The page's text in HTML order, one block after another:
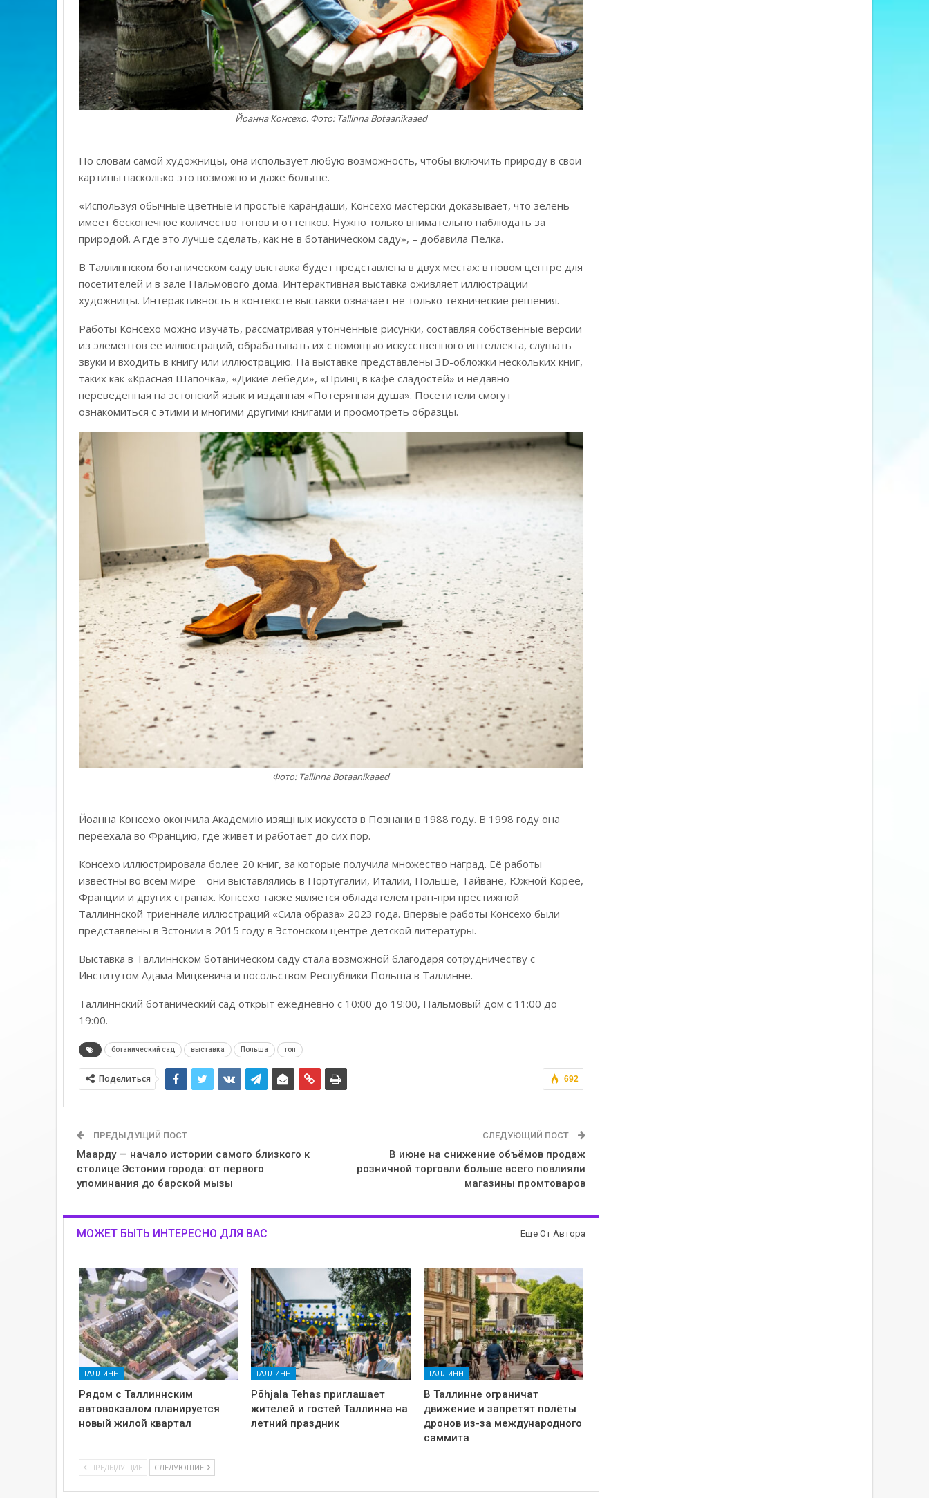
Йоанна Консехо. Фото: Tallinna Botaanikaaed
По словам самой художницы, она использует любую возможность, чтобы включить природу в свои
картины насколько это возможно и даже больше.
«Используя обычные цветные и простые карандаши, Консехо мастерски доказывает, что зелень
имеет бесконечное количество тонов и оттенков. Нужно только внимательно наблюдать за
природой. А где это лучше сделать, как не в ботаническом саду», – добавила Пелка.
В Таллиннском ботаническом саду выставка будет представлена в двух местах: в новом центре для
посетителей и в зале Пальмового дома. Интерактивная выставка оживляет иллюстрации
художницы. Интерактивность в контексте выставки означает не только технические решения.
Работы Консехо можно изучать, рассматривая утонченные рисунки, составляя собственные версии
из элементов ее иллюстраций, обрабатывать их с помощью искусственного интеллекта, слушать
звуки и входить в книгу или иллюстрацию. На выставке представлены 3D-обложки нескольких книг,
таких как «Красная Шапочка», «Дикие лебеди», «Принц в кафе сладостей» и недавно
переведенная на эстонский язык и изданная «Потерянная душа». Посетители смогут
ознакомиться с этими и многими другими книгами и просмотреть образцы.
Фото: Tallinna Botaanikaaed
Йоанна Консехо окончила Академию изящных искусств в Познани в 1988 году. В 1998 году она
переехала во Францию, где живёт и работает до сих пор.
Консехо иллюстрировала более 20 книг, за которые получила множество наград. Её работы
известны во всём мире – они выставлялись в Португалии, Италии, Польше, Тайване, Южной Корее,
Франции и других странах. Консехо также является обладателем гран-при престижной
Таллиннской триеннале иллюстраций «Сила образа» 2023 года. Впервые работы Консехо были
представлены в Эстонии в 2015 году в Эстонском центре детской литературы.
Выставка в Таллиннском ботаническом саду стала возможной благодаря сотрудничеству с
Институтом Адама Мицкевича и посольством Республики Польша в Таллинне.
Таллиннский ботанический сад открыт ежедневно с 10:00 до 19:00, Пальмовый дом с 11:00 до
19:00.
ботанический сад выставка Польша топ
692
Поделиться
ПРЕДЫДУЩИЙ ПОСТ
Маарду — начало истории самого близкого к
столице Эстонии города: от первого
упоминания до барской мызы
СЛЕДУЮЩИЙ ПОСТ
В июне на снижение объёмов продаж
розничной торговли больше всего повлияли
магазины промтоваров
МОЖЕТ БЫТЬ ИНТЕРЕСНО ДЛЯ ВАС Еще От Автора
ТАЛЛИНН
Рядом с Таллиннским
автовокзалом планируется
новый жилой квартал
ТАЛЛИНН
Põhjala Tehas приглашает
жителей и гостей Таллинна на
летний праздник
ТАЛЛИНН
В Таллинне ограничат
движение и запретят полёты
дронов из-за международного
саммита
ПРЕДЫДУЩИЕ СЛЕДУЮЩИЕ